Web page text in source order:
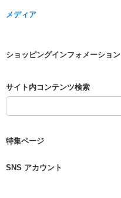
メディア
ショッピングインフォメーション
サイト内コンテンツ検索
特集ページ
SNS アカウント